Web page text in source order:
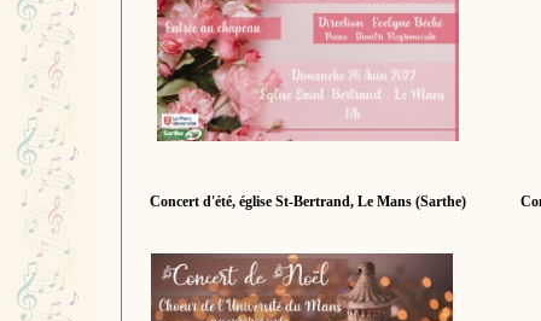
Concert d'été, église St-Bertrand, Le Mans (Sarthe)